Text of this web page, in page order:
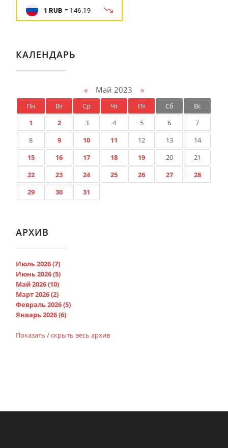
КАЛЕНДАРЬ
«Май 2023 »
Пн Вт Ср Чт Пт Сб
Вс
1
2 3 4 5 6
7
8
9 10 11 12 13
14
15
16 17 18 19 20
21
22
23 24 25 26 27
28
29
30 31
АРХИВ
Июль 2026 (7)
Июнь 2026 (5)
Май 2026 (10)
Март 2026 (2)
Февраль 2026 (5)
Январь 2026 (6)
Показать / скрыть весь архив